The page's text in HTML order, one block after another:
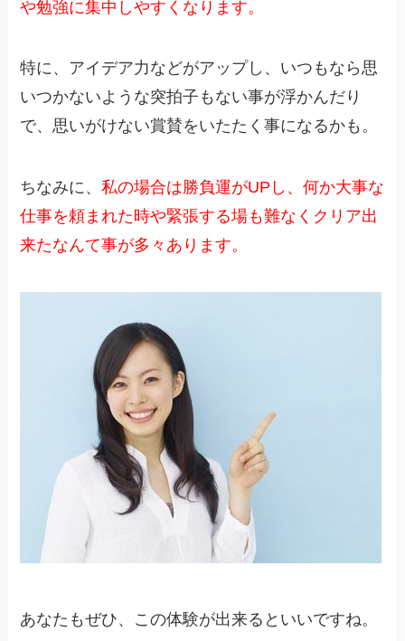
や勉強に集中しやすくなります。
特に、アイデア力などがアップし、いつもなら思
いつかないような突拍子もない事が浮かんだり
で、思いがけない賞賛をいたたく事になるかも。
ちなみに、私の場合は勝負運がUPし、何か大事な
仕事を頼まれた時や緊張する場も難なくクリア出
来たなんて事が多々あります。
あなたもぜひ、この体験が出来るといいですね。